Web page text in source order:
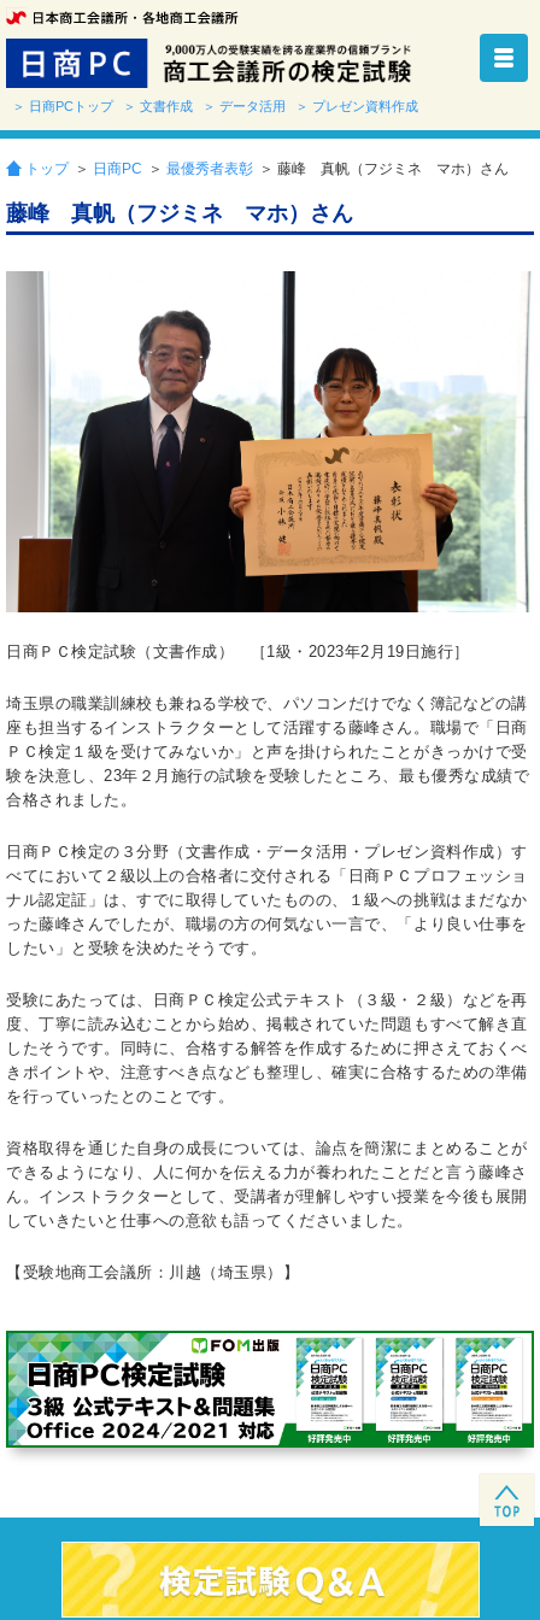
＞ 日商PCトップ ＞ 文書作成 ＞ データ活用 ＞ プレゼン資料作成
トップ ＞ 日商PC ＞ 最優秀者表彰 ＞ 藤峰 真帆（フジミネ マホ）さん
藤峰 真帆（フジミネ マホ）さん
日商ＰＣ検定試験（文書作成） ［1級・2023年2月19日施行］
埼玉県の職業訓練校も兼ねる学校で、パソコンだけでなく簿記などの講
座も担当するインストラクターとして活躍する藤峰さん。職場で「日商
ＰＣ検定１級を受けてみないか」と声を掛けられたことがきっかけで受
験を決意し、23年２月施行の試験を受験したところ、最も優秀な成績で
合格されました。
日商ＰＣ検定の３分野（文書作成・データ活用・プレゼン資料作成）す
べてにおいて２級以上の合格者に交付される「日商ＰＣプロフェッショ
ナル認定証」は、すでに取得していたものの、１級への挑戦はまだなか
った藤峰さんでしたが、職場の方の何気ない一言で、「より良い仕事を
したい」と受験を決めたそうです。
受験にあたっては、日商ＰＣ検定公式テキスト（３級・２級）などを再
度、丁寧に読み込むことから始め、掲載されていた問題もすべて解き直
したそうです。同時に、合格する解答を作成するために押さえておくべ
きポイントや、注意すべき点なども整理し、確実に合格するための準備
を行っていったとのことです。
資格取得を通じた自身の成長については、論点を簡潔にまとめることが
できるようになり、人に何かを伝える力が養われたことだと言う藤峰さ
ん。インストラクターとして、受講者が理解しやすい授業を今後も展開
していきたいと仕事への意欲も語ってくださいました。
【受験地商工会議所：川越（埼玉県）】